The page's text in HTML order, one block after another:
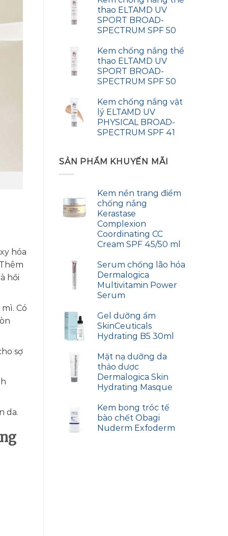
thao ELTAMD UV
SPORT BROAD-
SPECTRUM SPF 50
Kem chống nắng thể
thao ELTAMD UV
SPORT BROAD-
SPECTRUM SPF 50
Kem chống nắng vật
lý ELTAMD UV
PHYSICAL BROAD-
SPECTRUM SPF 41
SẢN PHẨM KHUYẾN MÃI
Kem nền trang điểm
chống nắng
Kerastase
Complexion
Coordinating CC
Cream SPF 45/50 ml
Serum chống lão hóa
Dermalogica
Multivitamin Power
Serum
Gel dưỡng ẩm
SkinCeuticals
Hydrating B5 30ml
Mặt nạ dưỡng da
thảo dược
Dermalogica Skin
Hydrating Masque
Kem bong tróc tế
bào chết Obagi
Nuderm Exfoderm
hóa
hồi
Có
sợ
da.